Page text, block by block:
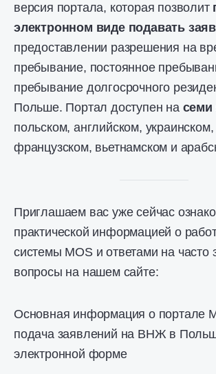
версия портала, которая позволит
электронном виде подавать
предоставлении разрешения на
пребывание, постоянное
пребывание долгосрочного
Польше. Портал доступен на семи
польском, английском,
французском, вьетнамском и
Приглашаем вас уже сейчас
практической информацией о
системы MOS и ответами на часто
вопросы на нашем сайте:
Основная информация о портале
подача заявлений на ВНЖ в
электронной форме